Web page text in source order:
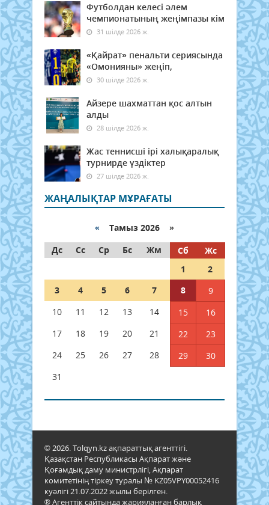
Футболдан келесі әлем
чемпионатының жеңімпазы кім
31 шілде 2026 ж.
«Қайрат» пенальти сериясында
«Омонияны» жеңіп,
30 шілде 2026 ж.
Айзере шахматтан қос алтын
алды
28 шілде 2026 ж.
Жас теннисші ірі халықаралық
турнирде үздіктер
27 шілде 2026 ж.
ЖАҢАЛЫҚТАР МҰРАҒАТЫ
« Тамыз 2026 »
Дс
Сс Ср Бс Жм Сб
Жс
1
2
3
4 5 6 7 8
9
10
11 12 13 14 15
16
17
18 19 20 21 22
23
24
25 26 27 28 29
30
31
© 2026. Tolqyn.kz ақпараттық агенттігі.
Қазақстан Республикасы Ақпарат және
Қоғамдық даму министрлігі, Ақпарат
комитетінің тіркеу туралы № KZ05VPY00052416
куәлігі 21.07.2022 жылы берілген.
® Агенттік сайтында жарияланған барлық